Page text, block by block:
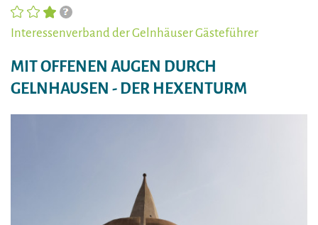
Interessenverband der Gelnhäuser Gästeführer
MIT OFFENEN AUGEN DURCH
GELNHAUSEN - DER HEXENTURM